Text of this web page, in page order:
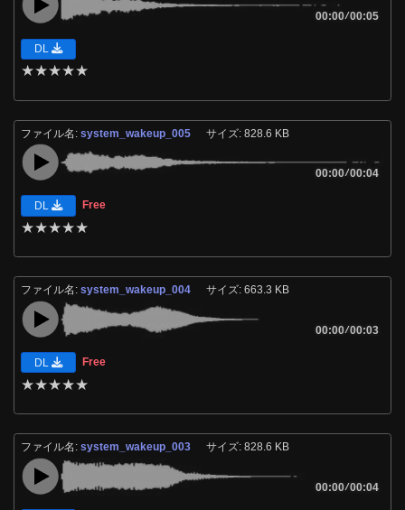
00:00/00:05
DL
★★★★★
ファイル名:system_wakeup_005 サイズ: 828.6 KB
00:00/00:04
DL Free
★★★★★
ファイル名:system_wakeup_004 サイズ: 663.3 KB
00:00/00:03
DL Free
★★★★★
ファイル名:system_wakeup_003 サイズ: 828.6 KB
00:00/00:04